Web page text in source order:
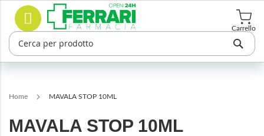
Salta
contenuto
Carrello
Cerca
Home MAVALA STOP 10ML
MAVALA STOP 10ML